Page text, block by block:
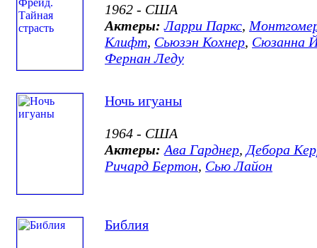
1962 - США
Актеры: Ларри Паркс,
Клифт, Сьюзэн Кохнер, Сюзанна
Фернан Леду
Ночь игуаны
1964 - США
Актеры: Ава Гарднер, Дебора
Ричард Бертон, Сью Лайон
Библия